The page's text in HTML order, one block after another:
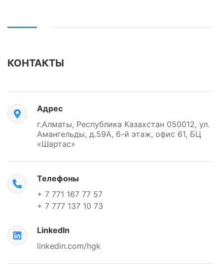
КОНТАКТЫ
Адрес
г.Алматы, Республика Казахстан 050012, ул.
Амангельды, д.59А, 6-й этаж, офис 61, БЦ
«Шартас»
Телефоны
+ 7 771 167 77 57
+ 7 777 137 10 73
LinkedIn
linkedin.com/hgk